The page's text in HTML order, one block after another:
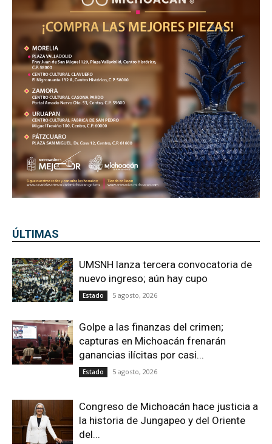
ÚLTIMAS
UMSNH lanza tercera convocatoria de
nuevo ingreso; aún hay cupo
Estado 5 agosto, 2026
Golpe a las finanzas del crimen;
capturas en Michoacán frenarán
ganancias ilícitas por casi...
Estado 5 agosto, 2026
Congreso de Michoacán hace justicia a
la historia de Jungapeo y del Oriente
del...